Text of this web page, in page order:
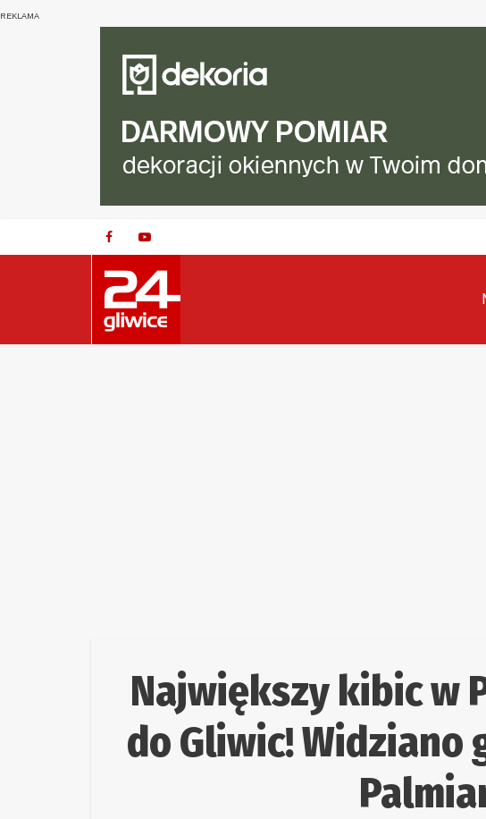
REKLAMA
Największy kibic w
do Gliwic! Widziano